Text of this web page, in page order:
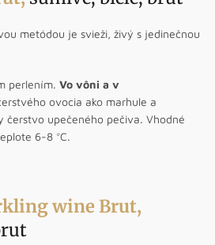
metódou je svieži, živý s jedinečnou
perlením. Vo vôni a v
ovocia ako marhule a
čerstvo upečeného pečiva. Vhodné
6-8 °C.
wine Brut,